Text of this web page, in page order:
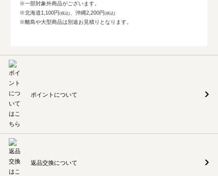
※一部対象外商品がございます。
※北海道1,100円
、沖縄2,200円
※離島や大型商品は別途お見積りとなります。
ポイントについて
返品交換について